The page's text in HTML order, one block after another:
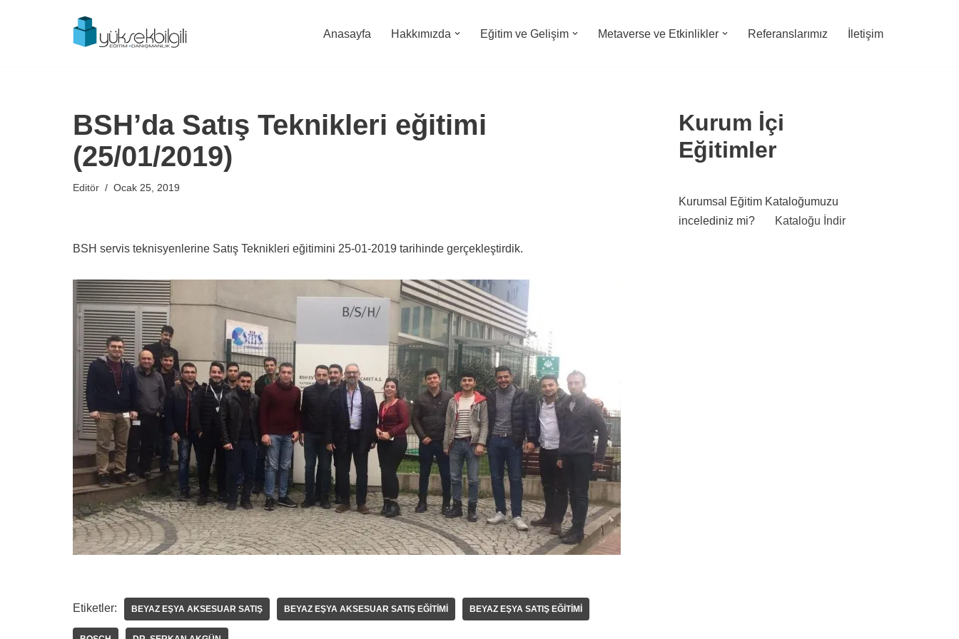
Anasayfa Hakkımızda Eğitim ve Gelişim Metaverse ve Etkinlikler Referanslarımız İletişim
BSH’da Satış Teknikleri eğitimi
(25/01/2019)
Editör Ocak 25, 2019
BSH servis teknisyenlerine Satış Teknikleri eğitimini 25-01-2019 tarihinde gerçekleştirdik.
Etiketler: BEYAZ EŞYA AKSESUAR SATIŞ BEYAZ EŞYA AKSESUAR SATIŞ EĞITIMI BEYAZ EŞYA SATIŞ EĞITIMI
Kurum İçi
Eğitimler
Kurumsal Eğitim Kataloğumuzu
incelediniz mi?
Kataloğu İndir